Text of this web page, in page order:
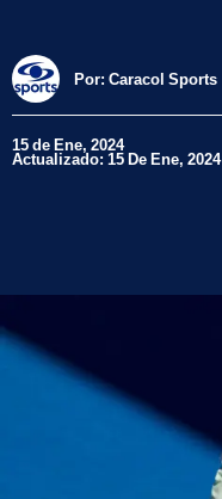
Por: Caracol Sports
15 de Ene, 2024
Actualizado: 15 De Ene, 2024